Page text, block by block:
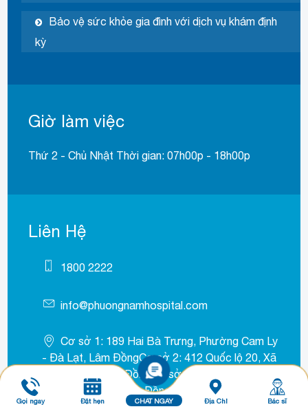
Bảo vệ sức khỏe gia đình với dịch vụ khám định
kỳ
Giờ làm việc
Thứ 2 - Chủ Nhật Thời gian: 07h00p - 18h00p
Liên Hệ
1800 2222
info@phuongnamhospital.com
Cơ sở 1: 189 Hai Bà Trưng, Phường Cam Ly
- Đà Lạt, Lâm ĐồngCơ sở 2: 412 Quốc lộ 20, Xã
Đức Trọng, Lâm ĐồngCơ sở 3: 511A Trần Phú,
Phường B’Lao, Lâm Đồng
Gọi ngay Đặt hẹn CHAT NGAY Địa Chỉ Bác sĩ